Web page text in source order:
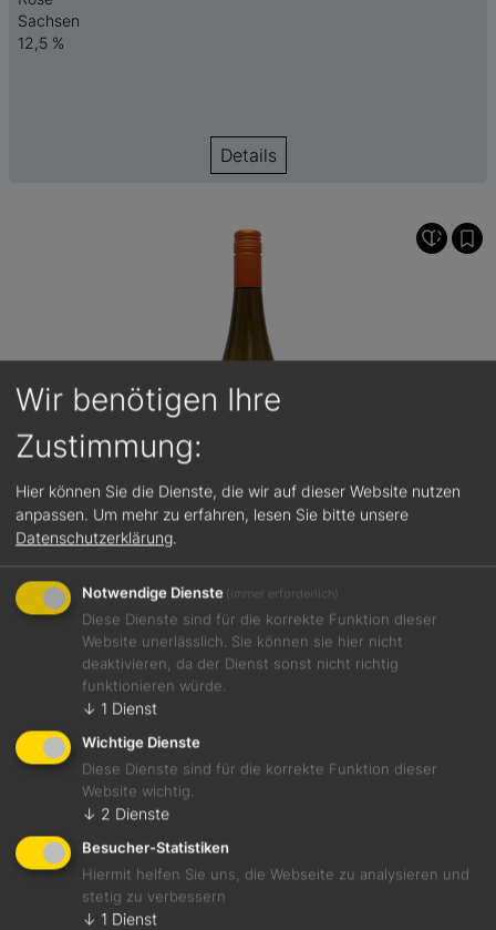
Sachsen
12,5 %
Details
91 / 100
17,90 €
Riesling Kabinett 2024
8,5 %
Details
Wir benötigen Ihre
Zustimmung:
Hier können Sie die Dienste, die wir auf dieser Website nutzen
anpassen. Um mehr zu erfahren, lesen Sie bitte unsere
Datenschutzerklärung.
Notwendige Dienste (immer erforderlich)
Diese Dienste sind für die korrekte Funktion dieser
Website unerlässlich. Sie können sie hier nicht
deaktivieren, da der Dienst sonst nicht richtig
funktionieren würde.
↓ 1 Dienst
Wichtige Dienste
Diese Dienste sind für die korrekte Funktion dieser
Website wichtig.
↓ 2 Dienste
Besucher-Statistiken
Hiermit helfen Sie uns, die Webseite zu analysieren und
stetig zu verbessern
↓ 1 Dienst